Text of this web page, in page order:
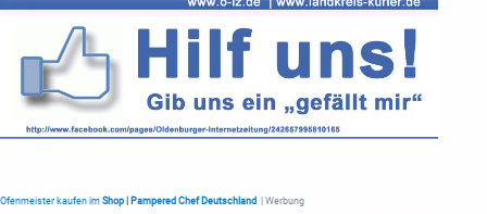
Ofenmeister kaufen im Shop | Pampered Chef Deutschland | Werbung